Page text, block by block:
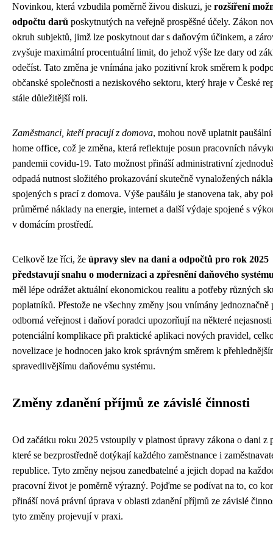
Novinkou, která vzbudila poměrně živou diskuzi, je rozšíření
odpočtu darů poskytnutých na veřejně prospěšné účely. Zákon
okruh subjektů, jimž lze poskytnout dar s daňovým účinkem, a
zvyšuje maximální procentuální limit, do jehož výše lze dary od
odečíst. Tato změna je vnímána jako pozitivní krok směrem k
občanské společnosti a neziskového sektoru, který hraje v České
stále důležitější roli.
Zaměstnanci, kteří pracují z domova, mohou nově uplatnit
home office, což je změna, která reflektuje posun pracovních
pandemii covidu-19. Tato možnost přináší administrativní
odpadá nutnost složitého prokazování skutečně vynaložených
spojených s prací z domova. Výše paušálu je stanovena tak, aby
průměrné náklady na energie, internet a další výdaje spojené s
v domácím prostředí.
Celkově lze říci, že úpravy slev na dani a odpočtů pro rok 2025
představují snahu o modernizaci a zpřesnění daňového
měl lépe odrážet aktuální ekonomickou realitu a potřeby různých
poplatníků. Přestože ne všechny změny jsou vnímány jednoznačně
odborná veřejnost i daňoví poradci upozorňují na některé nejasnosti
potenciální komplikace při praktické aplikaci nových pravidel,
novelizace je hodnocen jako krok správným směrem k
spravedlivějšímu daňovému systému.
Změny zdanění příjmů ze závislé činnosti
Od začátku roku 2025 vstoupily v platnost úpravy zákona o dani z
které se bezprostředně dotýkají každého zaměstnance i
republice. Tyto změny nejsou zanedbatelné a jejich dopad na
pracovní život je poměrně výrazný. Pojďme se podívat na to, co
přináší nová právní úprava v oblasti zdanění příjmů ze závislé
tyto změny projevují v praxi.